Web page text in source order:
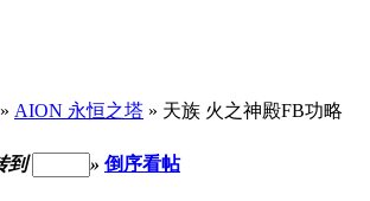
» AION 永恒之塔 » 天族 火之神殿FB功略
到 » 倒序看帖